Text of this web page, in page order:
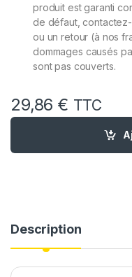
produit est garanti
de défaut,
ou un retour (à nos
dommages causés
sont pas couverts.
29,86 € TTC
quantité de Ecran LCD
Description